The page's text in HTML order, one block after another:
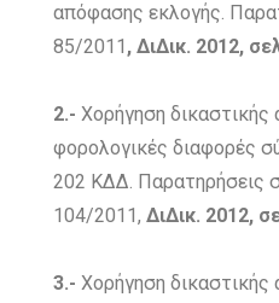
απόφασης εκλογής.
85/2011 , ΔιΔικ. 2012,
2.-Χορήγηση
φορολογικές διαφορές
202 ΚΔΔ. Παρατηρήσεις
104/2011, ΔιΔικ. 2012,
3.-Χορήγηση δικαστικής